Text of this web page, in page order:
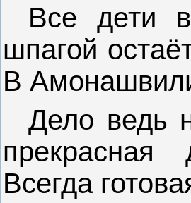
Все дети
шпагой
В
Дело ведь
Всегда